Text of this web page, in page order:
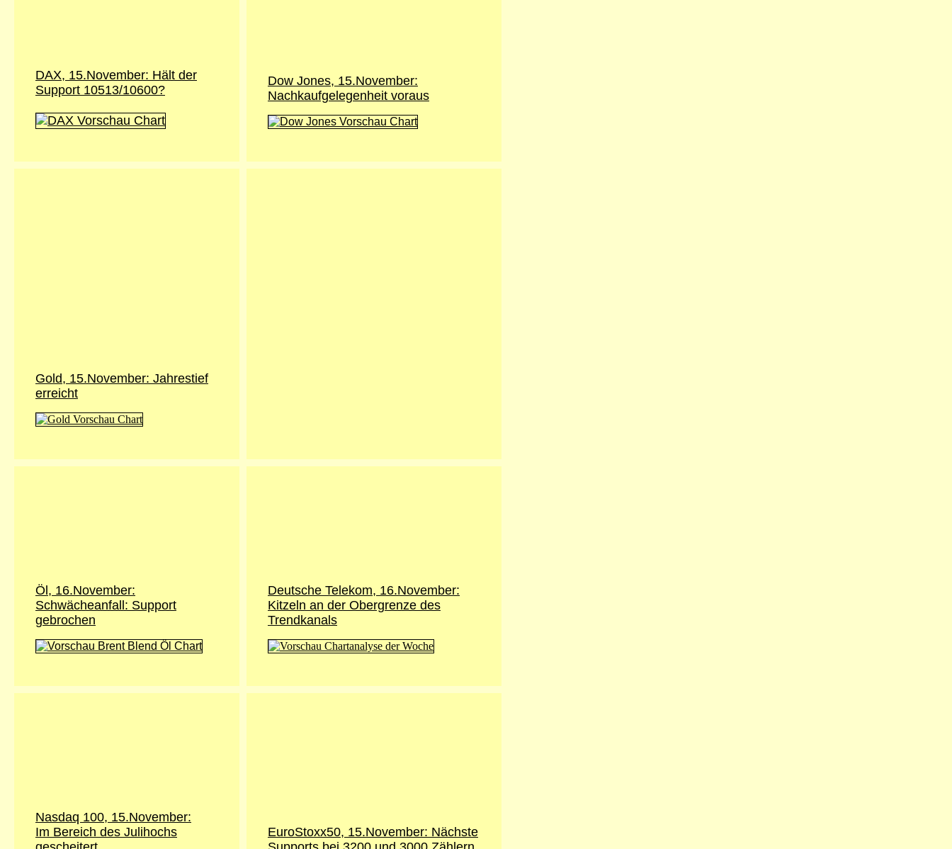
DAX, 15.November: Hält der
Support 10513/10600?
Dow Jones, 15.November:
Nachkaufgelegenheit voraus
Gold, 15.November: Jahrestief
erreicht
Öl, 16.November:
Schwächeanfall: Support
gebrochen
Deutsche Telekom, 16.November:
Kitzeln an der Obergrenze des
Trendkanals
Nasdaq 100, 15.November:
Im Bereich des Julihochs
EuroStoxx50, 15.November: Nächste